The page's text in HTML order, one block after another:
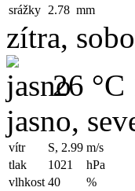
srážky 2.78 mm
zítra,
26 °C
jasno,
vítr S, 2.99 m/s
tlak
1021
hPa
vlhkost 40 %